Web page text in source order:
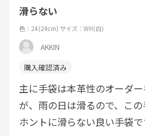
滑らない
色：24(24cm) サイズ：WH(白)
AKKIN
主に手袋は本革性のオーダ
が、雨の日は滑るので、この
ホントに滑らない良い手袋で